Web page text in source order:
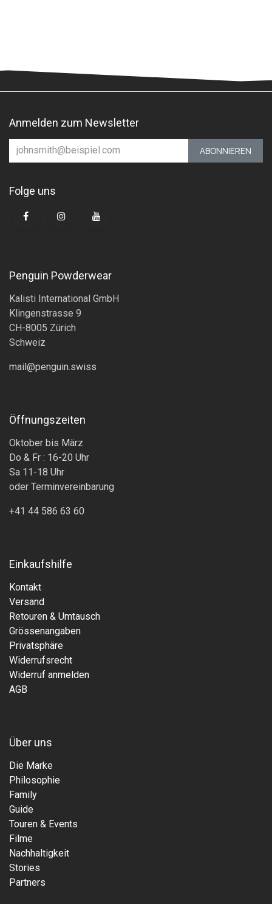
Anmelden zum Newsletter
ABONNIEREN
Folge uns
Penguin Powderwear
Kalisti International GmbH
Klingenstrasse 9
CH-8005 Zürich
Schweiz
mail@penguin.swiss
Öffnungszeiten
Oktober bis März
Do & Fr : 16-20 Uhr
Sa 11-18 Uhr
oder Terminvereinbarung
+41 44 586 63 60
Einkaufshilfe
Kontakt
Versand
Retouren & Umtausch
Grössenangaben
Privatsphäre
Widerrufsrecht
Widerruf anmelden
AGB
Über uns
Die Marke
Philosophie
Family
Guide
Touren & Events
Filme
Nachhaltigkeit
Stories
Partners